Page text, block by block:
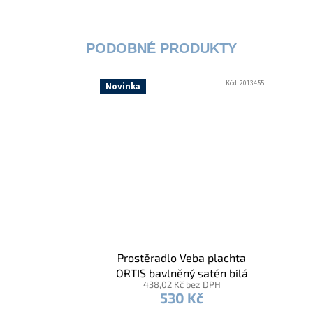
Novinka
Prostěradlo Veba plachta
ORTIS bavlněný satén bílá
438,02 Kč bez DPH
530 Kč
Kód:2013455